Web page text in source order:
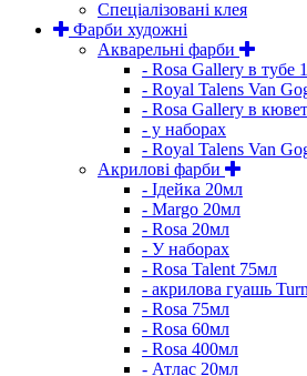
Спеціалізовані клея
Фарби художні
Акварельні фарби
- Rosa Gallery в тубе
- Royal Talens Van
- Rosa Gallery в
- у наборах
- Royal Talens Van
Акрилові фарби
- Ідейка 20мл
- Margo 20мл
- Rosa 20мл
- У наборах
- Rosa Talent 75мл
- акрилова гуашь
- Rosa 75мл
- Rosa 60мл
- Rosa 400мл
- Атлас 20мл